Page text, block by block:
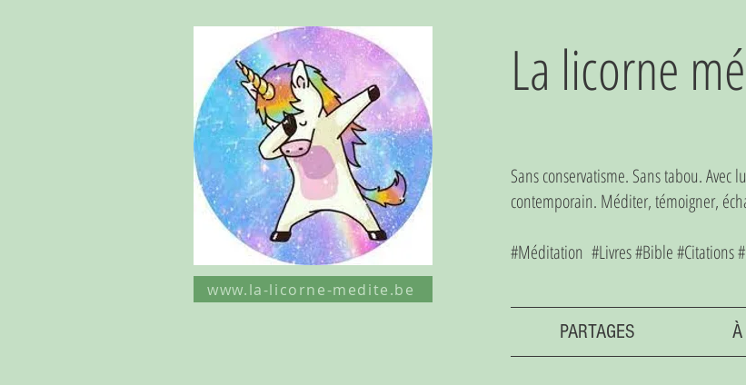
La licorne
Sans conservatisme. Sans tabou.
contemporain. Méditer, témoigner,
#Méditation #Livres #Bible #Citations
www.la-licorne-medite.be
PARTAGES À